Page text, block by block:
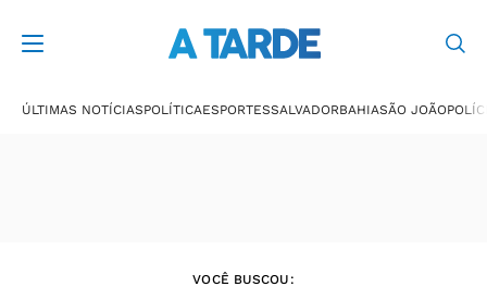
ÚLTIMAS NOTÍCIASPOLÍTICAESPORTESSALVADORBAHIASÃO JOÃO
VOCÊ BUSCOU: